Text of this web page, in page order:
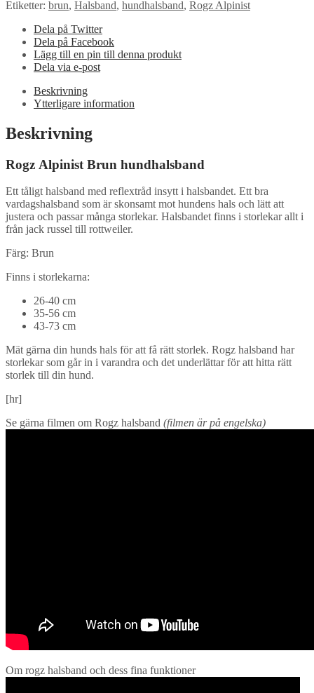
Etiketter: brun, Halsband, hundhalsband, Rogz Alpinist
Dela på Twitter
Dela på Facebook
Lägg till en pin till denna produkt
Dela via e-post
Beskrivning
Ytterligare information
Beskrivning
Rogz Alpinist Brun hundhalsband
Ett tåligt halsband med reflextråd insytt i halsbandet. Ett bra
vardagshalsband som är skonsamt mot hundens hals och lätt att
justera och passar många storlekar. Halsbandet finns i storlekar allt i
från jack russel till rottweiler.
Färg: Brun
Finns i storlekarna:
26-40 cm
35-56 cm
43-73 cm
Mät gärna din hunds hals för att få rätt storlek. Rogz halsband har
storlekar som går in i varandra och det underlättar för att hitta rätt
storlek till din hund.
[hr]
Se gärna filmen om Rogz halsband (filmen är på engelska)
Om rogz halsband och dess fina funktioner